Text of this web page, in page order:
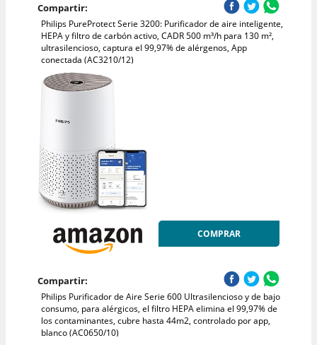
Compartir:
Philips PureProtect Serie 3200: Purificador de aire inteligente,
HEPA y filtro de carbón activo, CADR 500 m³/h para 130 m²,
ultrasilencioso, captura el 99,97% de alérgenos, App
conectada (AC3210/12)
COMPRAR
Compartir:
Philips Purificador de Aire Serie 600 Ultrasilencioso y de bajo
consumo, para alérgicos, el filtro HEPA elimina el 99,97% de
los contaminantes, cubre hasta 44m2, controlado por app,
blanco (AC0650/10)